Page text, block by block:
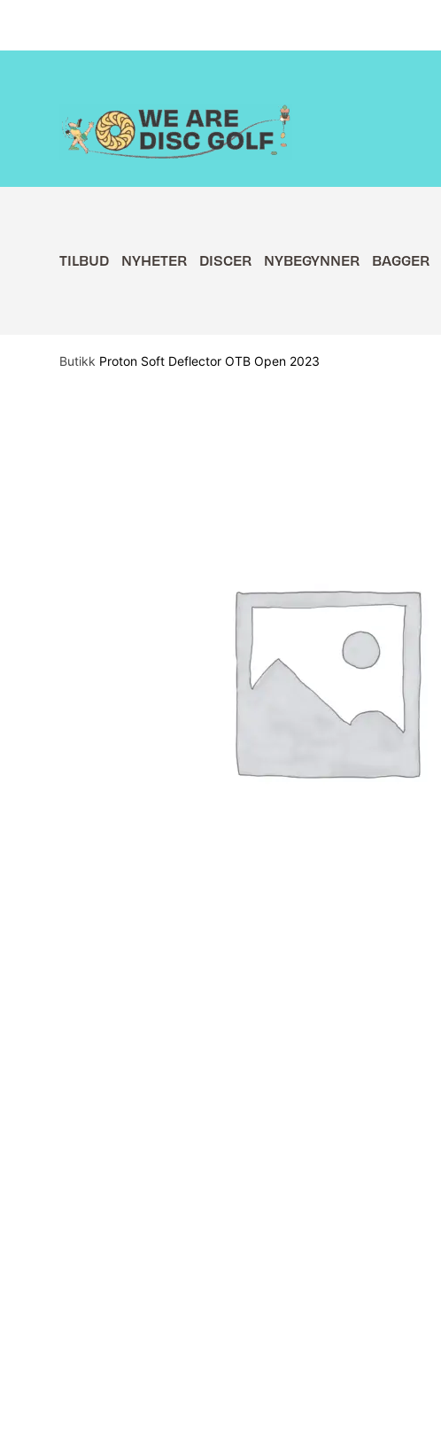
TILBUD NYHETER DISCER NYBEGYNNER BAGGER
Butikk Proton Soft Deflector OTB Open 2023